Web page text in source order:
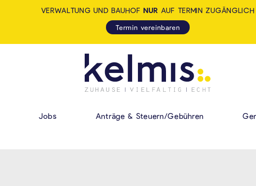
KELMIS - LA
HAUPMENÜ
Jobs Anträge & Steuern/Gebühren
VERWALTUNG UND BAUHOF NUR AUF TERMIN ZUGÄNGLICH
Termin vereinbaren